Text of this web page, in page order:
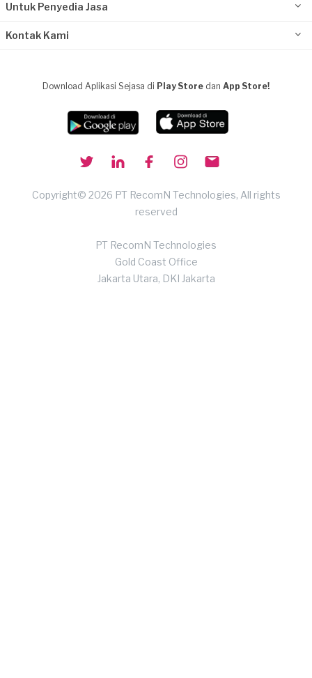
Untuk Penyedia Jasa
Kontak Kami
Download Aplikasi Sejasa di Play Store dan App Store!
Copyright© 2026 PT RecomN Technologies, All rights
reserved
PT RecomN Technologies
Gold Coast Office
Jakarta Utara, DKI Jakarta